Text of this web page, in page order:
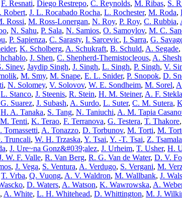
F. Resnati, Diego Restrepo, C. Reynolds, M. Ribas, S.
Robert, J. L. Rocabado Rocha, L. Rochester, M. Roda,
Rossi, M. Ross-Lonergan, N. Roy, P. Roy, C. Rubbia,
, N. Sahu, P. Sala, N. Samios, O. Samoylov, M. C.
, P. Sapienza, C. Sarasty, I. Sarcevic, I. Sarra, G.
, K. Scholberg, A. Schukraft, B. Schuld, A. Segade,
, J. Shen, C. Shepherd-Themistocleous, A.
Sinev, Jaydip Singh, J. Singh, L. Singh, P. Singh, V.
, M. Smy, M. Snape, E. L. Snider, P. Snopok, D.
, N. Solomey, V. Solovov, W. E. Sondheim, M. Sorel,
L. Stanco, J. Steenis, R. Stein, H. M. Steiner, A. F.
Suarez, J. Subash, A. Surdo, L. Suter, C. M. Sutera,
H. A. Tanaka, S. Tang, N. Taniuchi, A. M. Tapia
M. Tenti, K. Terao, F. Terranova, G. Testera, T. Thakore,
Tomassetti, A. Tonazzo, D. Torbunov, M. Torti, M.
Truncali, W. H. Trzaska, Y. Tsai, Y. -T. Tsai, Z.
, J. Ure~na Gonz&#039;alez, J. Urheim, T. Usher, H.
W. F. Valle, R. Van Berg, R. G. Van de Water, D. V.
, J. Vega, S. Ventura, A. Verdugo, S. Vergani, M.
T. Vrba, Q. Vuong, A. V. Waldron, M. Wallbank, J.
, D. Waters, A. Watson, K. Wawrowska, A.
, A. White, L. H. Whitehead, D. Whittington, M. J.